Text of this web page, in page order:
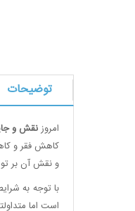
توضیحات
امروزنقش و
کاهش فقر و
و نقش آن بر
با توجه به
است اما